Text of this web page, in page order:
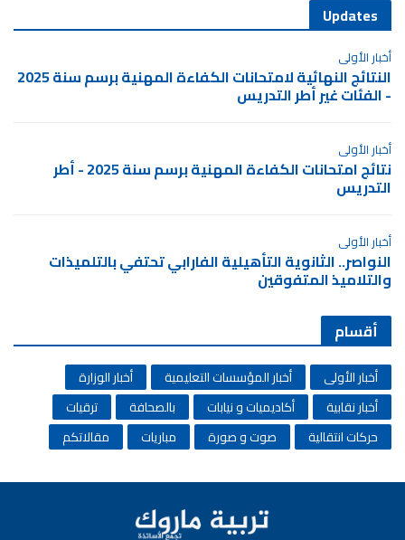
Updates
أخبار الأولى
النتائج النهائية لامتحانات الكفاءة المهنية برسم سنة 2025
- الفئات غير أطر التدريس
أخبار الأولى
نتائج امتحانات الكفاءة المهنية برسم سنة 2025 - أطر
التدريس
أخبار الأولى
النواصر.. الثانوية التأهيلية الفارابي تحتفي بالتلميذات
والتلاميذ المتفوقين
أقسام
أخبار الأولى أخبار المؤسسات التعليمية
أخبار الوزارة
أخبار نقابية
أكاديميات و نيابات بالصحافة
ترقيات
حركات انتقالية
صوت و صورة مباريات مقالاتكم